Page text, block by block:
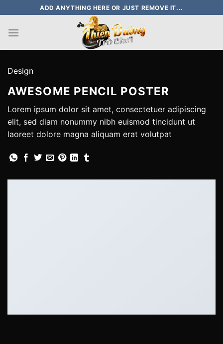
to
content
ADD ANYTHING HERE OR JUST REMOVE IT...
Design
AWESOME PENCIL POSTER
Lorem ipsum dolor sit amet, consectetuer adipiscing
elit, sed diam nonummy nibh euismod tincidunt ut
laoreet dolore magna aliquam erat volutpat